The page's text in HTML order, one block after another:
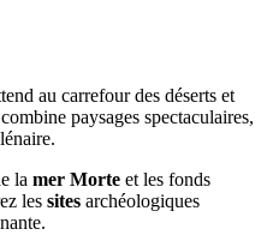
au carrefour des déserts et
paysages spectaculaires,
la mer Morte et les fonds
les sites archéologiques